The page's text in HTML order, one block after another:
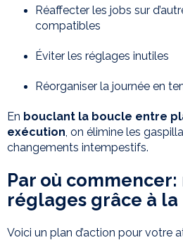
Réaffecter les jobs sur
compatibles
Éviter les réglages inutiles
Réorganiser la journée en
En bouclant la boucle entre
exécution, on élimine les
changements intempestifs.
Par où
réglages grâce à
Voici un plan d’action pour votre